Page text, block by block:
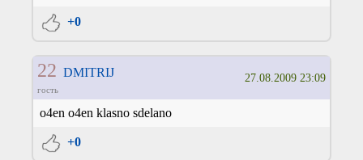
+0
22 DMITRIJ
гость
27.08.2009 23:09
o4en o4en klasno sdelano
+0